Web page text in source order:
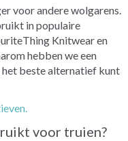
voor andere wolgarens.
in populaire
Knitwear en
hebben we een
het beste alternatief kunt
voor truien?